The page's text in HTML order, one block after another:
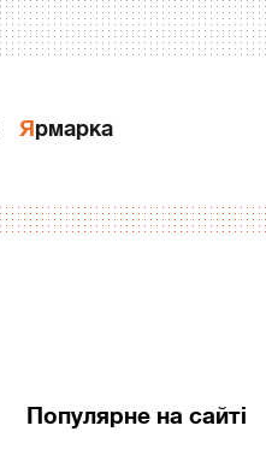
Ярмарка
Популярне на сайті